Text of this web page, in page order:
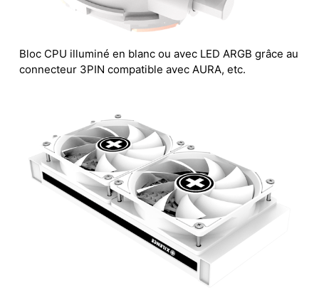
Bloc CPU illuminé en blanc ou avec LED ARGB grâce au
connecteur 3PIN compatible avec AURA, etc.